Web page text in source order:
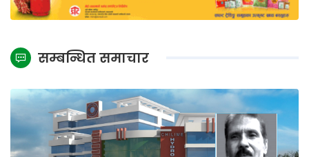
सम्बन्धित समाचार